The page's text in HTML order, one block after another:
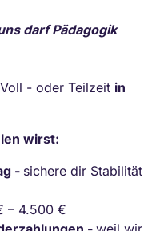
darf Pädagogik
- oder Teilzeit in
wirst:
- sichere dir Stabilität
– 4.500 €